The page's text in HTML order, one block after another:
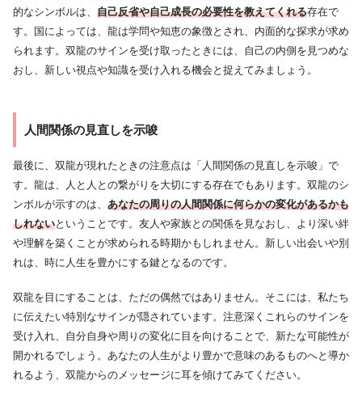
的なシンボルは、 自己反省や自己成長の必要性を教えてくれる存在で
す。国によっては、龍は学問や知恵の象徴とされ、内面的な探求が求め
られます。双龍のサインを受け取ったときには、自己の内側を見つめな
おし、新しい視点や知識を受け入れる機会と捉えてみましょう。
人間関係の見直しを示唆
最後に、双龍が現れたときの注意点は「人間関係の見直しを示唆」で
す。龍は、人と人との繋がりを大切にする存在でもあります。双龍のシ
ンボルが示すのは、 あなたの周りの人間関係に何らかの変化があるかも
しれないということです。友人や家族との関係を見なおし、より深い絆
や理解を築くことが求められる時期かもしれません。新しい出会いや別
れは、時に人生を豊かにする鍵となるのです。
双龍を目にすることは、ただの偶然ではありません。そこには、私たち
に伝えたい特別なサインが隠されています。注意深くこれらのサインを
受け入れ、自分自身や周りの変化に目を向けることで、新たな可能性が
開かれるでしょう。あなたの人生がより豊かで意味のあるものへと導か
れるよう、双龍からのメッセージに耳を傾けてみてください。